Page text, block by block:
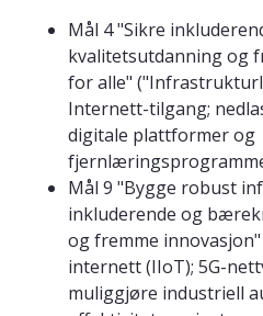
Mål 4 "Sikre
kvalitetsutdanning og
for alle"
Internett-tilgang;
digitale plattformer og
Mål 9 "Bygge robust
inkluderende og
og fremme
internett (IIoT); 5G-
muliggjøre industriell